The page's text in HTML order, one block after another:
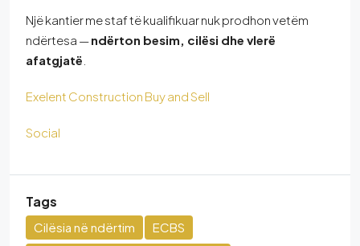
Një kantier me staf të kualifikuar nuk prodhon vetëm
ndërtesa —ndërton besim, cilësi dhe vlerë
afatgjatë
Exelent Construction Buy and Sell
Social
Tags
Cilësia në ndërtim
ECBS